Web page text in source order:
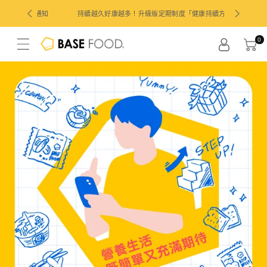
至
容
[購入前請閱讀] 有關徵收關稅和身份認証通知 持續越久好
0